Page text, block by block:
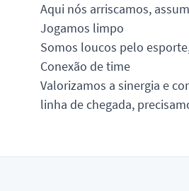
Aqui nós arriscamos,
Jogamos limpo
Somos loucos pelo
Conexão de time
Valorizamos a sinergia e
linha de chegada,